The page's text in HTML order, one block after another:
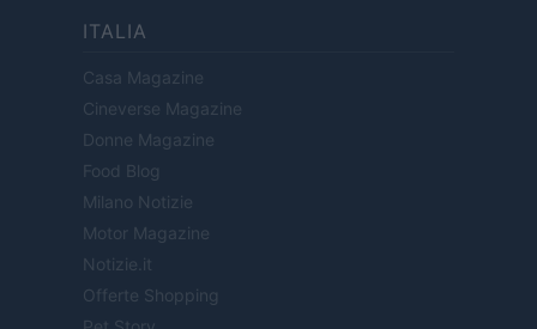
ITALIA
Casa Magazine
Cineverse Magazine
Donne Magazine
Food Blog
Milano Notizie
Motor Magazine
Notizie.it
Offerte Shopping